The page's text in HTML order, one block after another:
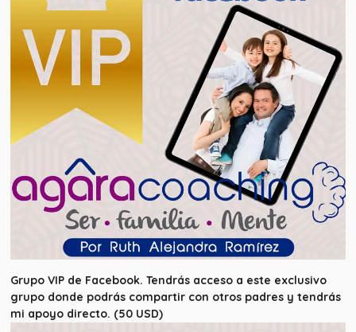
Grupo VIP de Facebook. Tendrás acceso a este exclusivo
grupo donde podrás compartir con otros padres y tendrás
mi apoyo directo. (50 USD)